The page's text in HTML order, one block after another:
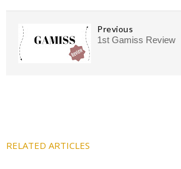
Previous
1st Gamiss Review
RELATED ARTICLES